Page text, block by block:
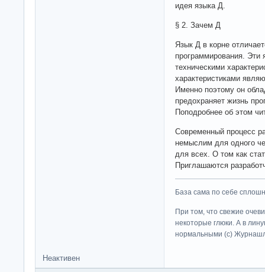
идея языка Д.
§ 2. Зачем Д
Язык Д в корне
программирования. Эти
техническими
характеристиками
Именно поэтому он
предохраняет жизнь
Поподробнее об этом
Современный процесс
немыслим для одного
для всех. О том как
Приглашаются
База сама по себе
При том, что свежие
некоторые глюки. А в
нормальными (c)
Неактивен